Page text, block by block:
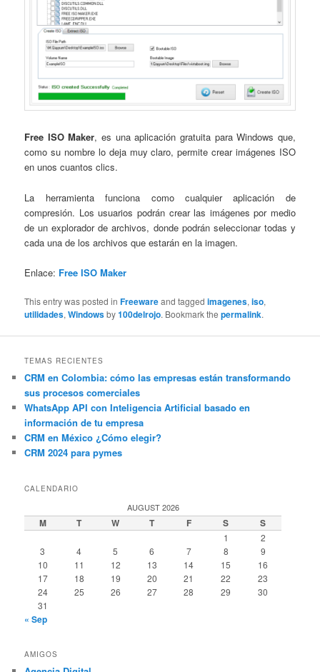
Free ISO Maker, es una aplicación gratuita para Windows que,
como su nombre lo deja muy claro, permite crear imágenes ISO
en unos cuantos clics.
La herramienta funciona como cualquier aplicación de
compresión. Los usuarios podrán crear las imágenes por medio
de un explorador de archivos, donde podrán seleccionar todas y
cada una de los archivos que estarán en la imagen.
Enlace: Free ISO Maker
This entry was posted inFreewareand taggedimagenes,iso,
utilidades,Windowsby100delrojo. Bookmark thepermalink.
TEMAS RECIENTES
CRM en Colombia: cómo las empresas están transformando
sus procesos comerciales
WhatsApp API con Inteligencia Artificial basado en
información de tu empresa
CRM en México ¿Cómo elegir?
CRM 2024 para pymes
CALENDARIO
AUGUST 2026
M T W T F S S
1
2
3
4 5 6 7 8
9
10
11 12 13 14 15
16
17
18 19 20 21 22
23
24
25 26 27 28 29
30
31
« Sep
AMIGOS